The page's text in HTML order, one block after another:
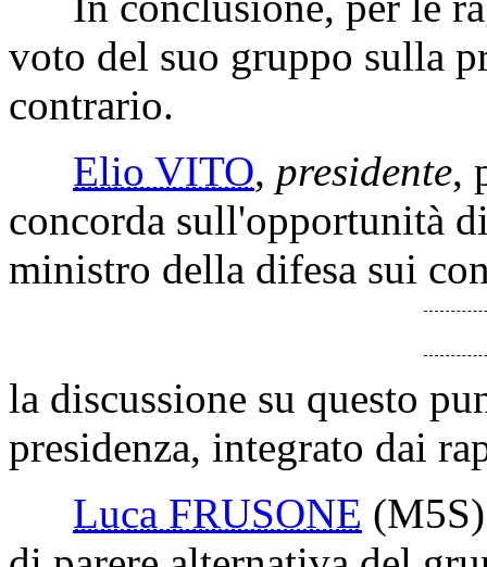
voto del suo gruppo sulla
contrario.
Elio VITO, presidente,
concorda sull'opportunità
ministro della difesa sui
la discussione su questo
presidenza, integrato dai
Luca FRUSONE (M5S)